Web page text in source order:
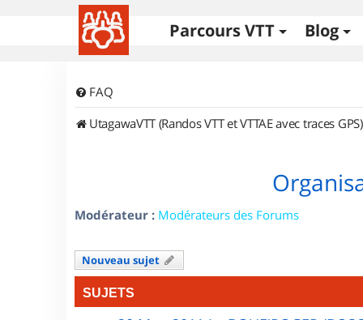
Parcours VTT Blog
FAQ
UtagawaVTT (Randos VTT et VTTAE avec traces GPS)
Modérateur : Modérateurs des Forums
Nouveau sujet
SUJETS